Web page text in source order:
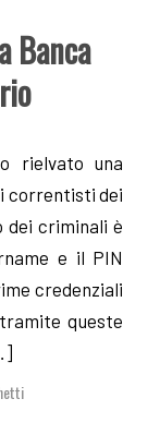
Banca
rielvato una
correntisti dei
dei criminali è
e il PIN
credenziali
queste